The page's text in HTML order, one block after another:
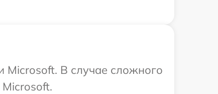
Microsoft. В случае сложного